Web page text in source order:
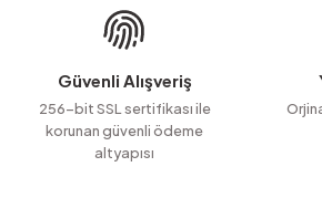
Ürün fiyatı diğer sitelerden daha pahalı.
Bu ürüne benzer farklı alternatifler olmalı.
Güvenli Alışveriş
256-bit SSL sertifikası ile
korunan güvenli ödeme
altyapısı